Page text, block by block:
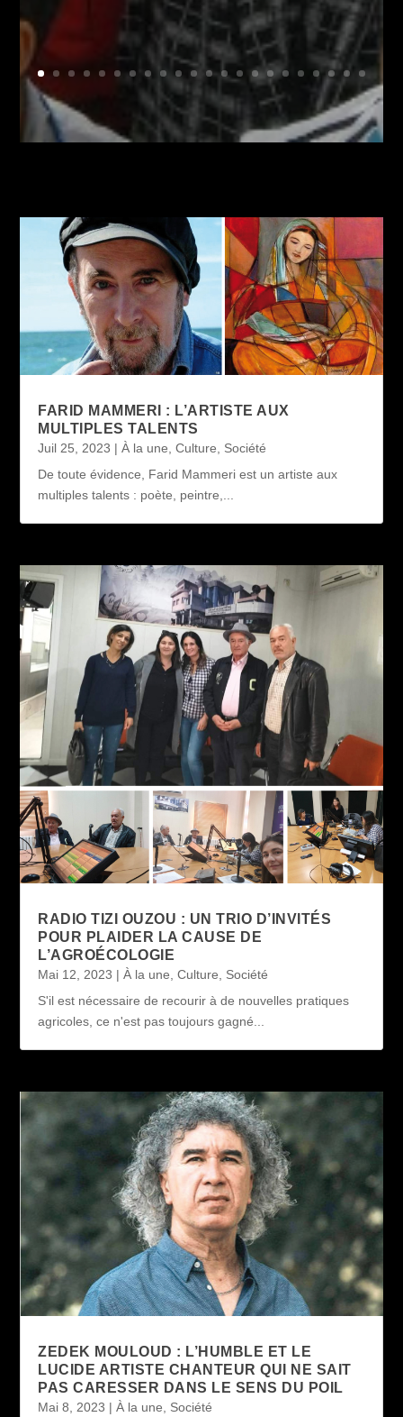
FARID MAMMERI : L’ARTISTE AUX
MULTIPLES TALENTS
Juil 25, 2023 |À la une ,Culture
Société
De toute évidence, Farid Mammeri est un artiste aux
multiples talents : poète, peintre,...
RADIO TIZI OUZOU : UN TRIO D’INVITÉS
POUR PLAIDER LA CAUSE DE
L’AGROÉCOLOGIE
Mai 12, 2023 |À la une ,Culture
Société
S'il est nécessaire de recourir à de nouvelles pratiques
agricoles, ce n'est pas toujours gagné...
ZEDEK MOULOUD : L’HUMBLE ET LE
LUCIDE ARTISTE CHANTEUR QUI NE SAIT
PAS CARESSER DANS LE SENS DU POIL
Mai 8, 2023 |À la une Société